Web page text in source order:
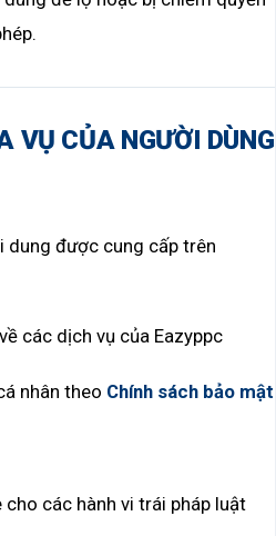
VỤ CỦA NGƯỜI DÙNG
dung được cung cấp trên
các dịch vụ của Eazyppc
nhân theo Chính sách bảo mật
các hành vi trái pháp luật